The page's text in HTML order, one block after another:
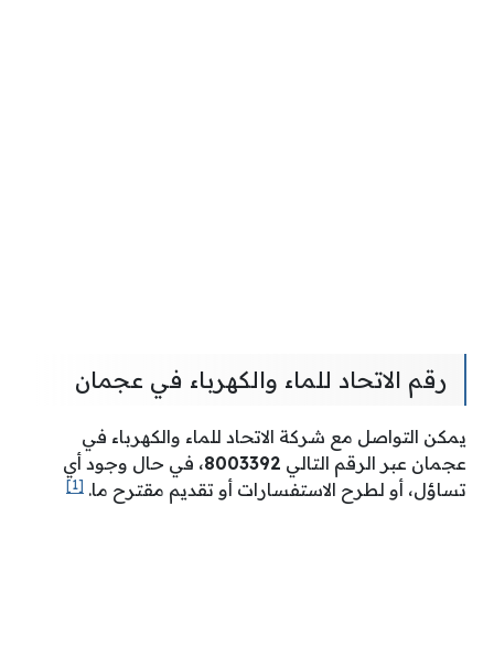
رقم الاتحاد للماء والكهرباء في عجمان
يمكن التواصل مع شركة الاتحاد للماء والكهرباء في
عجمان عبر الرقم التالي 8003392، في حال وجود أي
تساؤل، أو لطرح الاستفسارات أو تقديم مقترح ما. [1]